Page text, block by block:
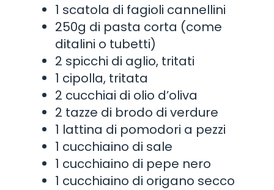
1 scatola di fagioli cannellini
250g di pasta corta (come
ditalini o tubetti)
2 spicchi di aglio, tritati
1 cipolla, tritata
2 cucchiai di olio d’oliva
2 tazze di brodo di verdure
1 lattina di pomodori a pezzi
1 cucchiaino di sale
1 cucchiaino di pepe nero
1 cucchiaino di origano secco